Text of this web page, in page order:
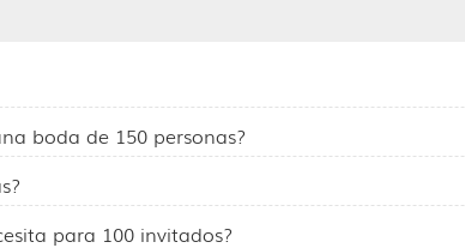
boda de 150 personas?
para 100 invitados?